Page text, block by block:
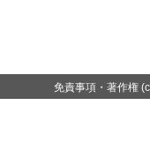
免責事項・著作権